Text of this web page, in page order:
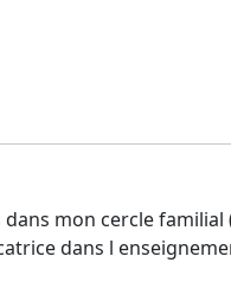
mon cercle
dans l